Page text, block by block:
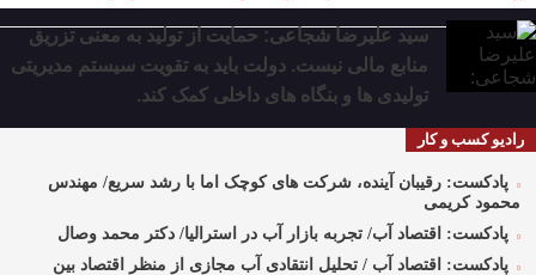
صنایع ایران
سید علیرضا شجاعی: حمایت از تولید به معنی تزریق
منابع مالی نیست. دولت باید به تقویت سیستم مدیریتی
تولیدی ها و بنگاه های داخلی کمک کند.
رادیو کسب و کار
پادکست: رقیبان آینده، شرکت های کوچک اما با رشد سریع/ مهندس
محمود کریمی
پادکست: اقتصاد آب/ تجربه بازار آب در استرالیا/ دکتر محمد وصال
پادکست: اقتصاد آب / تحلیل انتقادی آب مجازی از منظر اقتصاد بین